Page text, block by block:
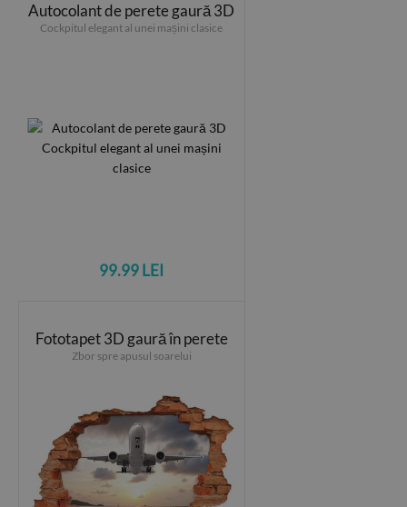
Autocolant de perete gaură 3D
Cockpitul elegant al unei mașini clasice
99.99 LEI
Fototapet 3D gaură în perete
Zbor spre apusul soarelui